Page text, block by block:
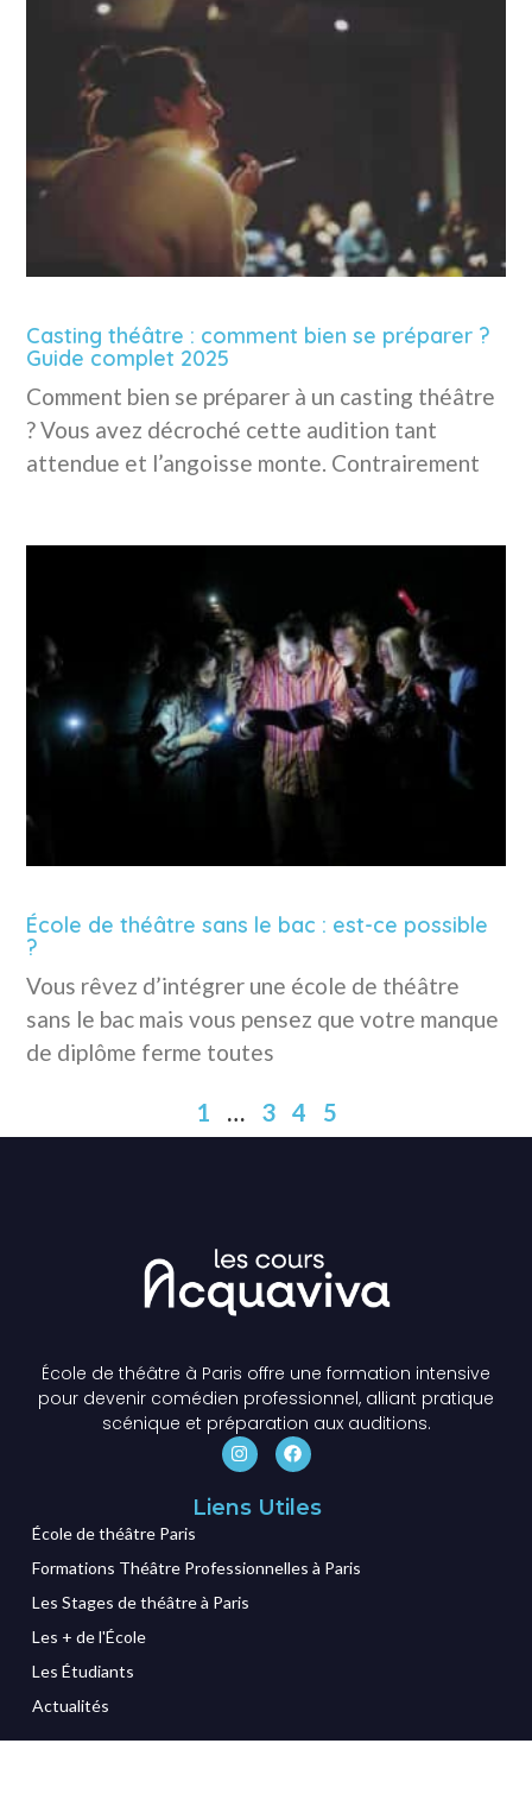
Casting théâtre : comment bien se préparer ?
Guide complet 2025
Comment bien se préparer à un casting théâtre
? Vous avez décroché cette audition tant
attendue et l’angoisse monte. Contrairement
École de théâtre sans le bac : est-ce possible
?
Vous rêvez d’intégrer une école de théâtre
sans le bac mais vous pensez que votre manque
de diplôme ferme toutes
1 … 3 4 5
École de théâtre à Paris offre une formation intensive
pour devenir comédien professionnel, alliant pratique
scénique et préparation aux auditions.
Liens Utiles
École de théâtre Paris
Formations Théâtre Professionnelles à Paris
Les Stages de théâtre à Paris
Les + de l'École
Les Étudiants
Actualités